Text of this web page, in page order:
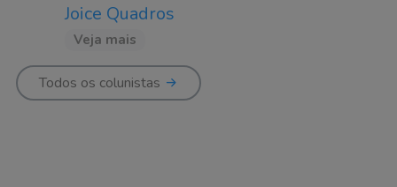
Joice Quadros
Veja mais
Todos os colunistas